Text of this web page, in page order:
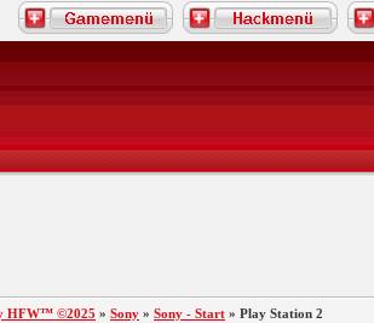
HFW™ ©2025 » Sony » Sony - Start » Play Station 2